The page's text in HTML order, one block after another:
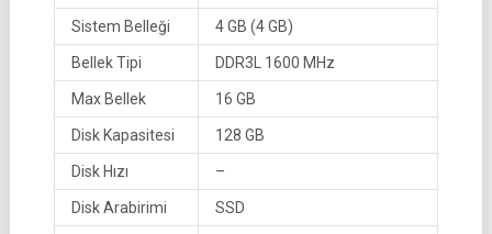
Sistem Belleği 4 GB (4 GB)
Bellek Tipi DDR3L 1600 MHz
Max Bellek 16 GB
Disk Kapasitesi 128 GB
Disk Hızı –
Disk Arabirimi SSD